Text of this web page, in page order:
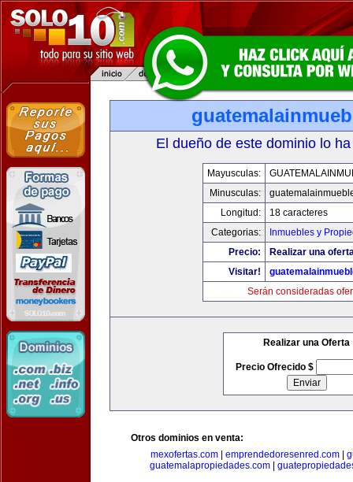
El dueño de este dominio lo
Mayusculas:
Minusculas:
Longitud:
18 caracteres
Categorias:
Inmuebles y
Precio:
Realizar una
Visitar!
Serán consideradas
Realizar una Oferta
Precio Ofrecido $
Otros dominios en venta:
mexofertas.com
emprendedoresenred.com
guatemalapropiedades.com|